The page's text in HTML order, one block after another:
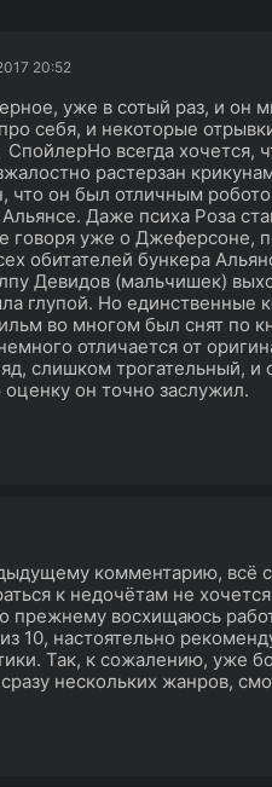
20:52
уже в сотый раз, и он
себя, и некоторые
всегда хочется,
растерзан
что он был отличным
Даже психа Роза
говоря уже о Джеферсоне,
обитателей бункера
Девидов (мальчишек)
глупой. Но единственные
во многом был снят по
отличается от
слишком трогательный,
он точно заслужил.
комментарию, всё
к недочётам не
прежнему восхищаюсь
10, настоятельно
Так, к сожалению, уже
нескольких жанров,